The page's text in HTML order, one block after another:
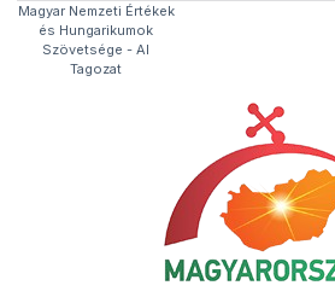
Magyar Nemzeti Értékek
és Hungarikumok
Szövetsége​ - AI
Tagozat